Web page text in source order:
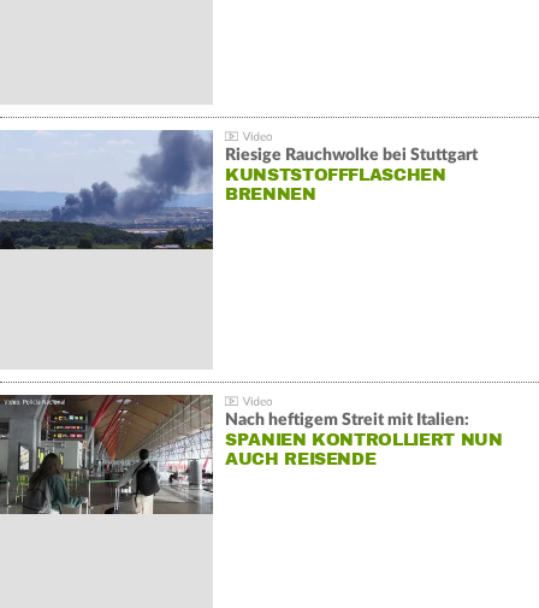
Riesige Rauchwolke bei Stuttgart
KUNSTSTOFFFLASCHEN
BRENNEN
Nach heftigem Streit mit Italien:
SPANIEN KONTROLLIERT NUN
AUCH REISENDE